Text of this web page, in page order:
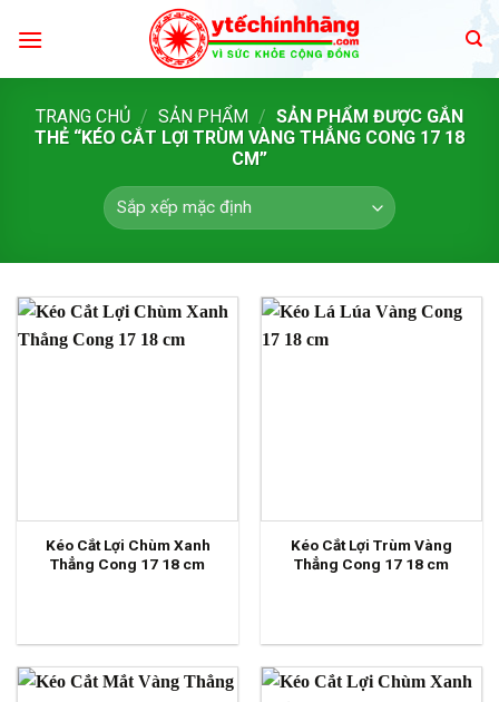
TRANG CHỦ / SẢN PHẨM / SẢN PHẨM ĐƯỢC GẮN
THẺ “KÉO CẮT LỢI TRÙM VÀNG THẲNG CONG 17 18
CM”
Kéo Cắt Lợi Chùm Xanh
Thẳng Cong 17 18 cm
Kéo Cắt Lợi Trùm Vàng
Thẳng Cong 17 18 cm